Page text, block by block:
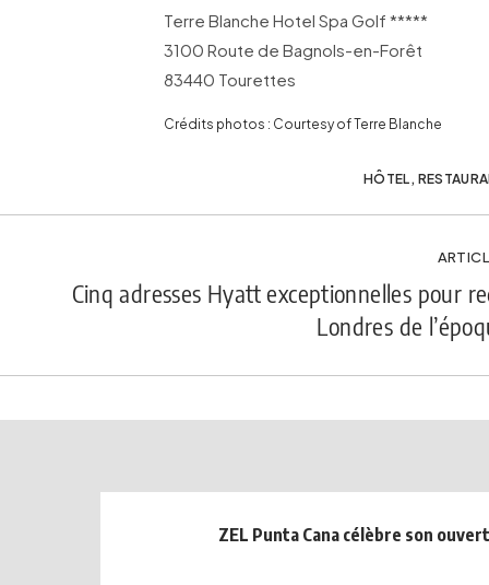
Terre Blanche Hotel Spa Golf *****
3100 Route de Bagnols-en-Forêt
83440 Tourettes
Crédits photos : Courtesy of Terre Blanche
HÔTEL ,
Cinq adresses Hyatt exceptionnelles pour
Londres de
ZEL Punta Cana célèbre son